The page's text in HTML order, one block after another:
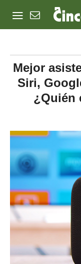
Mejor
Siri,
¿Quién